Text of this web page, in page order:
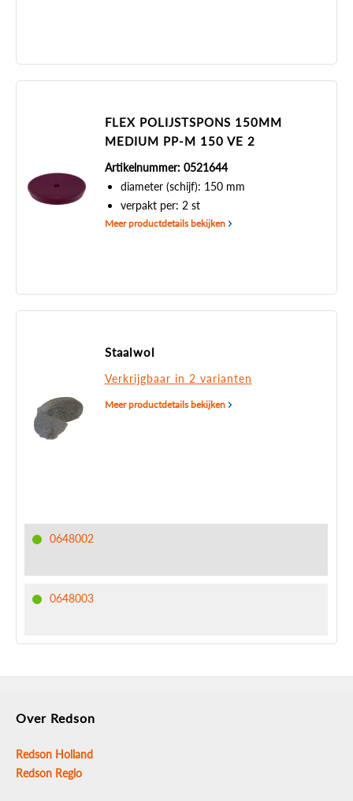
FLEX POLIJSTSPONS 150MM
MEDIUM PP-M 150 VE 2
Artikelnummer: 0521644
diameter (schijf): 150 mm
verpakt per: 2 st
Meer productdetails bekijken
Staalwol
Verkrijgbaar in 2 varianten
Meer productdetails bekijken
0648002
0648003
Over Redson
Redson Holland
Redson Regio